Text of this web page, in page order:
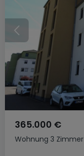
Wohnung 3 Zimmer
365.000 €